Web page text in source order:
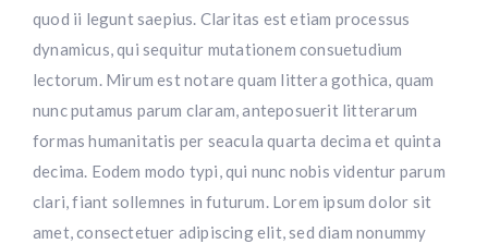
quod ii legunt saepius. Claritas est etiam processus
dynamicus, qui sequitur mutationem consuetudium
lectorum. Mirum est notare quam littera gothica, quam
nunc putamus parum claram, anteposuerit litterarum
formas humanitatis per seacula quarta decima et quinta
decima. Eodem modo typi, qui nunc nobis videntur parum
clari, fiant sollemnes in futurum. Lorem ipsum dolor sit
amet, consectetuer adipiscing elit, sed diam nonummy